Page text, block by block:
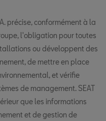
précise, conformément à la
l'obligation pour toutes
ou développent des
de mettre en place
et vérifie
de management. SEAT
que les informations
et de gestion de